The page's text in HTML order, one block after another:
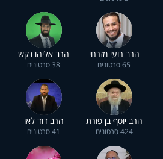
הרב רועי מזרחי
65 סרטונים
הרב אליהו נקש
38 סרטונים
הרב יוסף בן פורת
424 סרטונים
הרב דוד לאו
41 סרטונים